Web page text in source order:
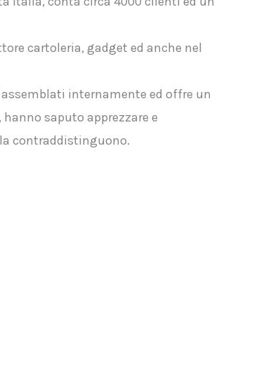
cartoleria, gadget ed anche nel
internamente ed offre un
saputo apprezzare e
contraddistinguono.